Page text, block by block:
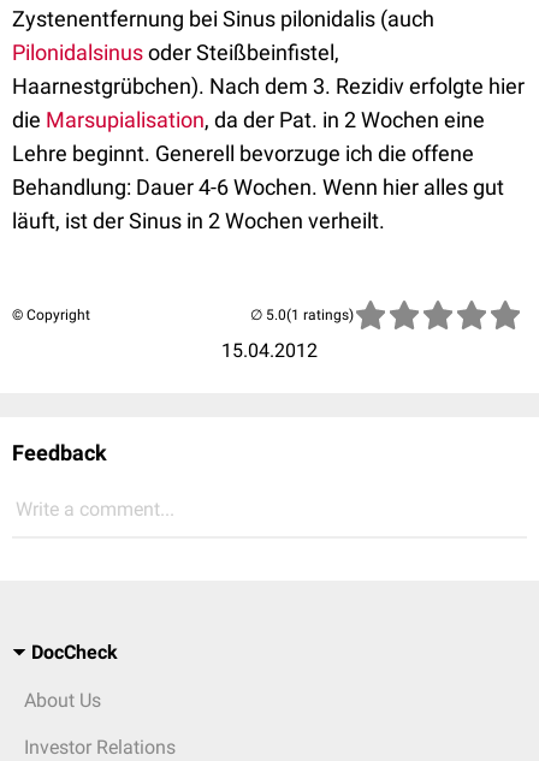
Zystenentfernung bei Sinus pilonidalis (auch
Pilonidalsinusoder Steißbeinfistel,
Haarnestgrübchen). Nach dem 3. Rezidiv erfolgte hier
die Marsupialisation, da der Pat. in 2 Wochen eine
Lehre beginnt. Generell bevorzuge ich die offene
Behandlung: Dauer 4-6 Wochen. Wenn hier alles gut
läuft, ist der Sinus in 2 Wochen verheilt.
© Copyright
15.04.2012
(1 ratings)
Feedback
Write a comment...
DocCheck
About Us
Investor Relations